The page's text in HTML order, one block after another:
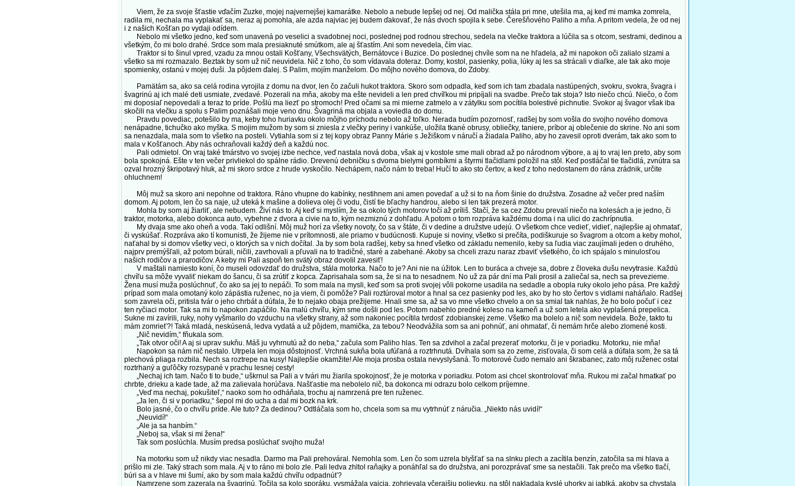
Viem, že za svoje šťastie vďačím Zuzke, mojej najvernejšej kamarátke. Nebolo a nebude lepšej od nej. Od malička stála pri mne, utešila ma, aj keď mi mamka zomrela,
radila mi, nechala ma vyplakať sa, neraz aj pomohla, ale azda najviac jej budem ďakovať, že nás dvoch spojila k sebe. Čerešňového Paliho a mňa. A pritom vedela, že od nej
i z našich Košťan po vydaji odídem.
Nebolo mi všetko jedno, keď som unavená po veselici a svadobnej noci, poslednej pod rodnou strechou, sedela na vlečke traktora a lúčila sa s otcom, sestrami, dedinou a
všetkým, čo mi bolo drahé. Srdce som mala presiaknuté smútkom, ale aj šťastím. Ani som nevedela, čím viac.
Traktor si to šinul vpred, vzadu za mnou ostali Košťany, Všechsvätých, Bernátovce i Buzice. Do poslednej chvíle som na ne hľadela, až mi napokon oči zalialo slzami a
všetko sa mi rozmazalo. Beztak by som už nič neuvidela. Nič z toho, čo som vídavala doteraz. Domy, kostol, pasienky, polia, lúky aj les sa strácali v diaľke, ale tak ako moje
spomienky, ostanú v mojej duši. Ja pôjdem ďalej. S Palim, mojím manželom. Do môjho nového domova, do Zdoby.
Pamätám sa, ako sa celá rodina vyrojila z domu na dvor, len čo začuli hukot traktora. Skoro som odpadla, keď som ich tam zbadala nastúpených, svokru, svokra, švagra i
švagrinú aj ich malé deti usmiate, zvedavé. Pozerali na mňa, akoby ma ešte nevideli a len pred chvíľkou mi pripíjali na svadbe. Prečo tak stoja? Isto niečo chcú. Niečo, o čom
mi doposiaľ nepovedali a teraz to príde. Pošlú ma liezť po stromoch! Pred očami sa mi mierne zatmelo a v zátylku som pocítila bolestivé pichnutie. Svokor aj švagor však iba
skočili na vlečku a spolu s Palim poznášali moje veno dnu. Švagriná ma objala a voviedla do domu.
Pravdu povediac, potešilo by ma, keby toho huriavku okolo môjho príchodu nebolo až toľko. Nerada budím pozornosť, radšej by som vošla do svojho nového domova
nenápadne, tichučko ako myška. S mojim mužom by som si zniesla z vlečky periny i vankúše, uložila tkané obrusy, obliečky, taniere, príbor aj oblečenie do skrine. No ani som
sa nenazdala, mala som to všetko na posteli. Vytiahla som si z tej kopy obraz Panny Márie s Ježiškom v náručí a žiadala Paliho, aby ho zavesil oproti dverám, tak ako som to
mala v Košťanoch. Aby nás ochraňovali každý deň a každú noc.
Pali odmietol. On vraj také tmárstvo vo svojej izbe nechce, veď nastala nová doba, však aj v kostole sme mali obrad až po národnom výbore, a aj to vraj len preto, aby som
bola spokojná. Ešte v ten večer privliekol do spálne rádio. Drevenú debničku s dvoma bielymi gombíkmi a štyrmi tlačidlami položil na stôl. Keď postláčal tie tlačidlá, zvnútra sa
ozval hrozný škripotavý hluk, až mi skoro srdce z hrude vyskočilo. Nechápem, načo nám to treba! Hučí to ako sto čertov, a keď z toho nedostanem do rána zrádnik, určite
ohluchnem!
Môj muž sa skoro ani nepohne od traktora. Ráno vhupne do kabínky, nestihnem ani amen povedať a už si to na ňom šinie do družstva. Zosadne až večer pred naším
domom. Aj potom, len čo sa naje, už uteká k mašine a dolieva olej či vodu, čistí tie bľachy handrou, alebo si len tak prezerá motor.
Mohla by som aj žiarliť, ale nebudem. Živí nás to. Aj keď si myslím, že sa okolo tých motorov točí až príliš. Stačí, že sa cez Zdobu prevalí niečo na kolesách a je jedno, či
traktor, motorka, alebo dokonca auto, vybehne z dvora a civie na to, kým nezmiznú z dohľadu. A potom o tom rozpráva každému doma i na ulici do zachrípnutia.
My dvaja sme ako oheň a voda. Takí odlišní. Môj muž horí za všetky novoty, čo sa v štáte, či v dedine a družstve udejú. O všetkom chce vedieť, vidieť, najlepšie aj ohmatať,
či vyskúšať. Rozpráva ako tí komunisti, že žijeme nie v prítomnosti, ale priamo v budúcnosti. Kupuje si noviny, všetko si prečíta, podiškuruje so švagrom a otcom a keby mohol,
naťahal by si domov všetky veci, o ktorých sa v nich dočítal. Ja by som bola radšej, keby sa hneď všetko od základu nemenilo, keby sa ľudia viac zaujímali jeden o druhého,
najprv premýšľali, až potom búrali, ničili, zavrhovali a pľuvali na to tradičné, staré a zabehané. Akoby sa chceli zrazu naraz zbaviť všetkého, čo ich spájalo s minulosťou
našich rodičov a prarodičov. A keby mi Pali aspoň ten svätý obraz dovolil zavesiť!
V maštali namiesto koní, čo museli odovzdať do družstva, stála motorka. Načo to je? Ani nie na úžitok. Len to buráca a chveje sa, dobre z človeka dušu nevytrasie. Každú
chvíľu sa môže vyvaliť niekam do šancu, či sa zrútiť z kopca. Zaprisahala som sa, že si na to nesadnem. No už za pár dní ma Pali prosil a zaliečal sa, nech sa prevezieme.
Žena musí muža poslúchnuť, čo ako sa jej to nepáči. To som mala na mysli, keď som sa proti svojej vôli pokorne usadila na sedadle a obopla ruky okolo jeho pása. Pre každý
prípad som mala omotaný kolo zápästia ruženec, no ja viem, či pomôže? Pali roztúroval motor a hnal sa cez pasienky pod les, ako by ho sto čertov s vidlami naháňalo. Radšej
som zavrela oči, pritisla tvár o jeho chrbát a dúfala, že to nejako obaja prežijeme. Hnali sme sa, až sa vo mne všetko chvelo a on sa smial tak nahlas, že ho bolo počuť i cez
ten ryčiaci motor. Tak sa mi to napokon zapáčilo. Na malú chvíľu, kým sme došli pod les. Potom nabehlo predné koleso na kameň a už som letela ako vyplašená prepelica.
Sukne mi zavírili, ruky, nohy vyšmarilo do vzduchu na všetky strany, až som nakoniec pocítila tvrdosť zdobianskej zeme. Všetko ma bolelo a nič som nevidela. Bože, takto tu
mám zomrieť?! Taká mladá, neskúsená, ledva vydatá a už pôjdem, mamička, za tebou? Neodvážila som sa ani pohnúť, ani ohmatať, či nemám hrče alebo zlomené kosti.
„Nič nevidím,“ fňukala som.
„Tak otvor oči! A aj si uprav sukňu. Máš ju vyhrnutú až do neba,“ začula som Paliho hlas. Ten sa zdvihol a začal prezerať motorku, či je v poriadku. Motorku, nie mňa!
Napokon sa nám nič nestalo. Utrpela len moja dôstojnosť. Vrchná sukňa bola ufúľaná a roztrhnutá. Dvíhala som sa zo zeme, zisťovala, či som celá a dúfala som, že sa tá
plechová pliaga rozbila. Nech sa roztrepe na kusy! Najlepšie okamžite! Ale moja prosba ostala nevyslyšaná. To motorové čudo nemalo ani škrabanec, zato môj ruženec ostal
roztrhaný a guľôčky rozsypané v prachu lesnej cesty!
„Nechaj ich tam. Načo ti to bude,“ uškrnul sa Pali a v tvári mu žiarila spokojnosť, že je motorka v poriadku. Potom asi chcel skontrolovať mňa. Rukou mi začal hmatkať po
chrbte, drieku a kade tade, až ma zalievala horúčava. Našťastie ma nebolelo nič, ba dokonca mi odrazu bolo celkom príjemne.
„Veď ma nechaj, pokušiteľ,“ naoko som ho odháňala, trochu aj namrzená pre ten ruženec.
„Ja len, či si v poriadku,“ šepol mi do ucha a dal mi bozk na krk.
Bolo jasné, čo o chvíľu príde. Ale tuto? Za dedinou? Odtláčala som ho, chcela som sa mu vytrhnúť z náručia. „Niekto nás uvidí!“
„Neuvidí!“
„Ale ja sa hanbím.“
„Neboj sa, však si mi žena!“
Tak som poslúchla. Musím predsa poslúchať svojho muža!
Na motorku som už nikdy viac nesadla. Darmo ma Pali prehováral. Nemohla som. Len čo som uzrela blyšťať sa na slnku plech a zacítila benzín, zatočila sa mi hlava a
prišlo mi zle. Taký strach som mala. Aj v to ráno mi bolo zle. Pali ledva zhltol raňajky a ponáhľal sa do družstva, ani porozprávať sme sa nestačili. Tak prečo ma všetko tlačí,
búri sa a v hlave mi šumí, ako by som mala každú chvíľu odpadnúť?
Namrzene som zazerala na švagrinú. Točila sa kolo sporáku, vysmážala vajcia, zohrievala včerajšiu polievku, na stôl nakladala kyslé uhorky aj jablká, akoby sa chystala